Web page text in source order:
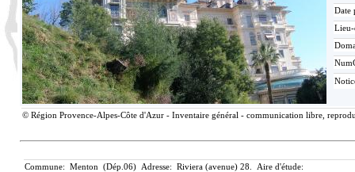
Date
© Région Provence-Alpes-Côte d'Azur - Inventaire général - communication libre,
Commune: Menton (Dép.06) Adresse: Riviera (avenue) 28. Aire d'étude: